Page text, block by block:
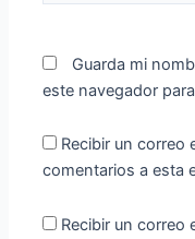
Guarda mi
este navegador
Recibir un correo
comentarios a esta
Recibir un correo